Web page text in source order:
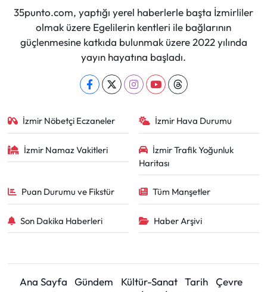
35punto.com, yaptığı yerel haberlerle başta İzmirliler
olmak üzere Egelilerin kentleri ile bağlarının
güçlenmesine katkıda bulunmak üzere 2022 yılında
yayın hayatına başladı.
İzmir Nöbetçi Eczaneler İzmir Hava Durumu
İzmir Namaz Vakitleri
İzmir Trafik Yoğunluk
Haritası
Puan Durumu ve Fikstür Tüm Manşetler
Son Dakika Haberleri Haber Arşivi
Ana Sayfa Gündem Kültür-Sanat Tarih
Çevre